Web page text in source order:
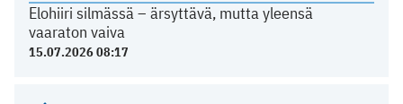
Elohiiri silmässä – ärsyttävä, mutta yleensä
vaaraton vaiva
15.07.2026 08:17